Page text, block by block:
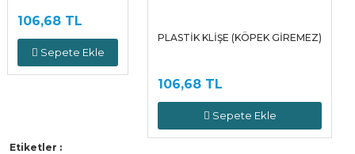
106,68 TL
Sepete Ekle
PLASTİK KLİŞE (KÖPEK GİREMEZ)
106,68 TL
Sepete Ekle
Etiketler :